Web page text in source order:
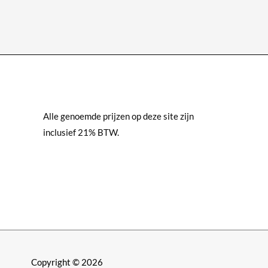
Alle genoemde prijzen op deze site zijn
inclusief 21% BTW.
Copyright © 2026